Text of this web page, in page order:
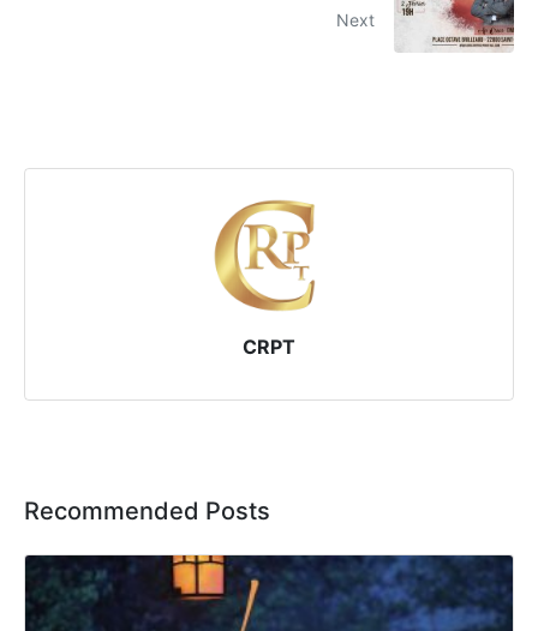
Next
CRPT
Recommended Posts